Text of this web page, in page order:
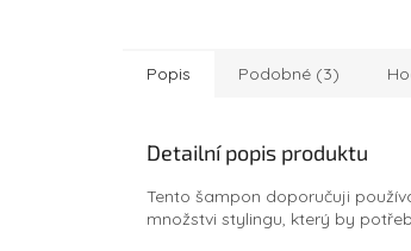
Popis Podobné (3)
Detailní popis produktu
Tento šampon doporučuji
množstvi stylingu, který by